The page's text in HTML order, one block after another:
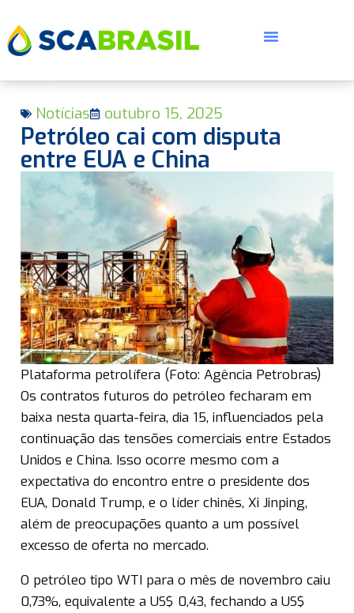
Notícias outubro 15, 2025
Petróleo cai com disputa
entre EUA e China
Plataforma petrolífera (Foto: Agência Petrobras)
Os contratos futuros do petróleo fecharam em
baixa nesta quarta-feira, dia 15, influenciados pela
continuação das tensões comerciais entre Estados
Unidos e China. Isso ocorre mesmo com a
expectativa do encontro entre o presidente dos
EUA, Donald Trump, e o líder chinês, Xi Jinping,
além de preocupações quanto a um possível
excesso de oferta no mercado.
O petróleo tipo WTI para o mês de novembro caiu
0,73%, equivalente a US$ 0,43, fechando a US$